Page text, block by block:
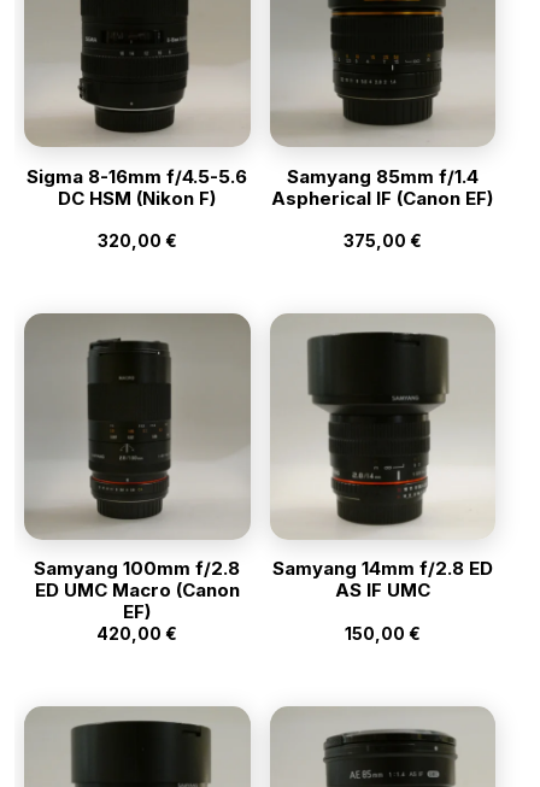
Sigma 8-16mm f/4.5-5.6
DC HSM (Nikon F)
320,00 €
Samyang 85mm f/1.4
Aspherical IF (Canon EF)
375,00 €
Samyang 100mm f/2.8
ED UMC Macro (Canon
EF)
420,00€
Samyang 14mm f/2.8 ED
AS IF UMC
150,00 €